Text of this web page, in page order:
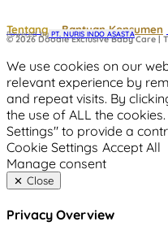
Tentang Bantuan Konsumen
© 2026 Doodle Exclusive Baby Care
Powered by PT. NURIS INDO ASASTA
We use cookies on our
relevant experience by
and repeat visits. By
the use of ALL the
Settings" to provide a
Cookie Settings Accept All
Manage consent
Close
Privacy Overview